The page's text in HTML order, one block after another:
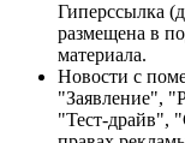
Гиперссылка
размещена в
материала.
Новости с
"Заявление",
"Тест-драйв",